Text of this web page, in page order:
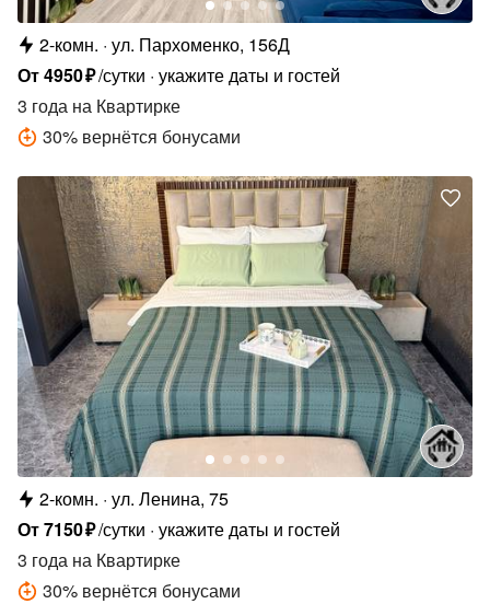
2-комн. ул. Пархоменко, 156Д
От4950₽/сутки укажите даты и гостей
3 года на Квартирке
30% вернётся бонусами
2-комн. ул. Ленина, 75
От7150₽/сутки укажите даты и гостей
3 года на Квартирке
30% вернётся бонусами